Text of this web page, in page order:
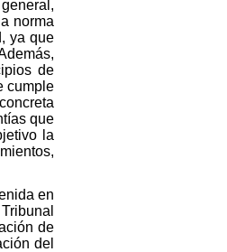
norma
ya que
de
cumple
que
la
en
de
del